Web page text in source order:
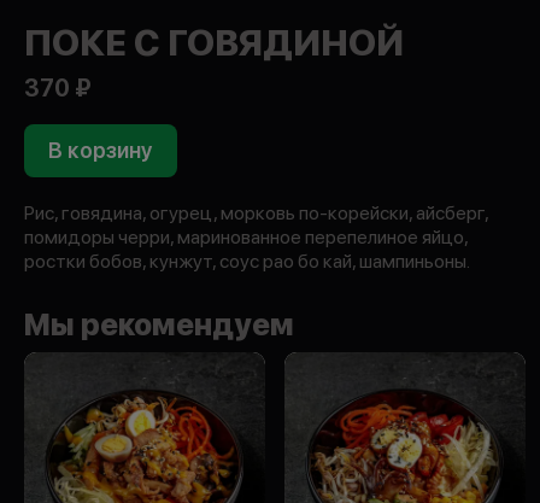
ПОКЕ С ГОВЯДИНОЙ
370 ₽
В корзину
Рис, говядина, огурец, морковь по-корейски, айсберг,
помидоры черри, маринованное перепелиное яйцо,
ростки бобов, кунжут, соус рао бо кай, шампиньоны.
Мы рекомендуем